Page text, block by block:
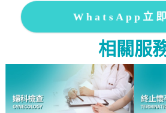
WhatsApp立
相關服